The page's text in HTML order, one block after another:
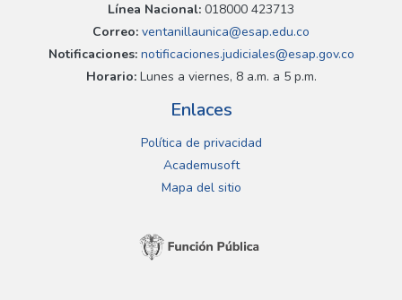
Línea Nacional: 018000 423713
Correo: ventanillaunica@esap.edu.co
Notificaciones:notificaciones.judiciales@esap.gov.co
Horario:Lunes a viernes, 8 a.m. a 5 p.m.
Enlaces
Política de privacidad
Academusoft
Mapa del sitio